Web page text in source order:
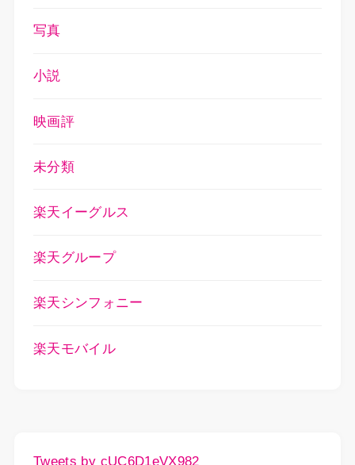
写真
小説
映画評
未分類
楽天イーグルス
楽天グループ
楽天シンフォニー
楽天モバイル
Tweets by cUC6D1eVX982